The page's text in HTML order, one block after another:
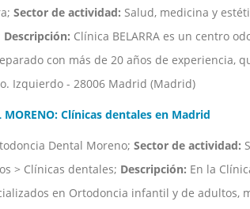
Sector de actividad: Salud, medicina y
Descripción: Clínica BELARRA es un centro
con más de 20 años de experiencia,
Izquierdo - 28006 Madrid (Madrid)
MORENO: Clínicas dentales en Madrid
Dental Moreno; Sector de actividad:
> Clínicas dentales; Descripción: En la
en Ortodoncia infantil y de adultos,